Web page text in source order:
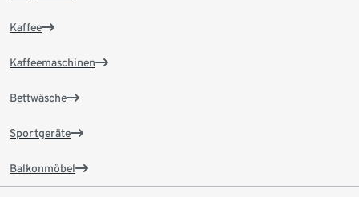
Kaffee
Kaffeemaschinen
Bettwäsche
Sportgeräte
Balkonmöbel